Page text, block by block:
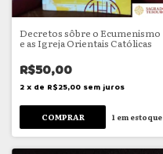
Decretos sôbre o Ecumenismo
e as Igreja Orientais Católicas
R$50,00
2 x de R$25,00 sem juros
1 em estoque